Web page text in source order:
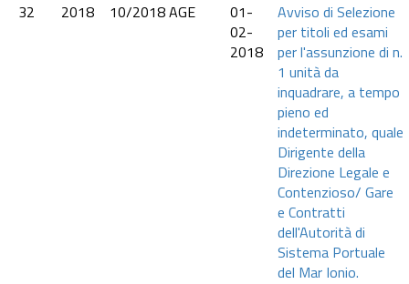
32
2018 10/2018 AGE
01-
02-
2018
Avviso di Selezione
per titoli ed esami
per l'assunzione di n.
1 unità da
inquadrare, a tempo
pieno ed
indeterminato, quale
Dirigente della
Direzione Legale e
Contenzioso/ Gare
e Contratti
dell'Autorità di
Sistema Portuale
del Mar Ionio.